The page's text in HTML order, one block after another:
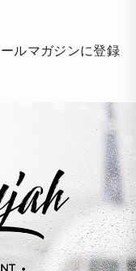
ルマガジンに登録